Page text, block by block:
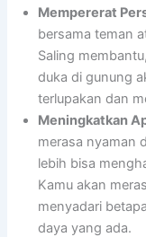
Mempererat
bersama teman
Saling
duka di gunung
terlupakan dan
Meningkatkan
merasa nyaman
lebih bisa
Kamu akan
menyadari
daya yang ada.